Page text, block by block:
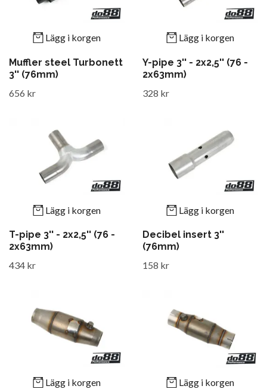
Lägg i korgen
Muffler steel Turbonett
3'' (76mm)
656 kr
Lägg i korgen
Y-pipe 3'' - 2x2,5'' (76 -
2x63mm)
328 kr
Lägg i korgen
T-pipe 3'' - 2x2,5'' (76 -
2x63mm)
434 kr
Lägg i korgen
Decibel insert 3''
(76mm)
158 kr
Lägg i korgen Lägg i korgen